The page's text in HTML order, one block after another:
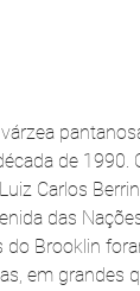
de
Carlos
das
Brooklin
em grandes